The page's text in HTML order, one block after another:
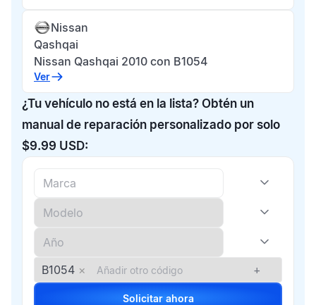
Nissan
Qashqai
Nissan Qashqai 2010 con B1054
Ver
¿Tu vehículo no está en la lista? Obtén un
manual de reparación personalizado por solo
$9.99 USD:
B1054 × +
Solicitar ahora